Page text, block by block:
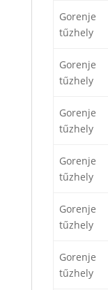
Gorenje
tűzhely
Gorenje
tűzhely
Gorenje
tűzhely
Gorenje
tűzhely
Gorenje
tűzhely
Gorenje
tűzhely